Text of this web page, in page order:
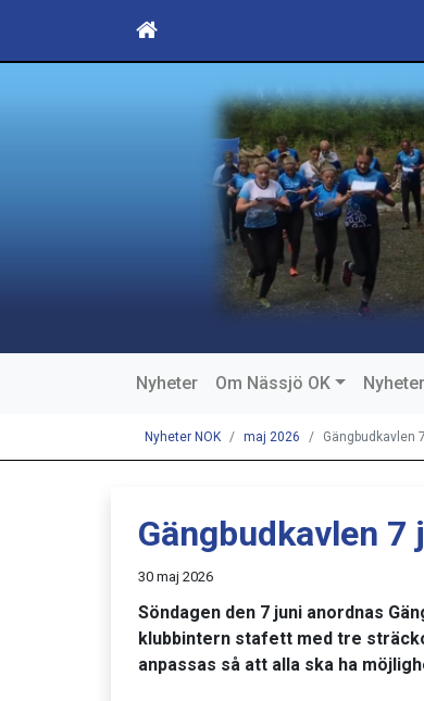
Nyheter Om Nässjö OK
Nyheter NOK maj 2026 Gängbudkavlen
Gängbudkavlen 7
30 maj 2026
Söndagen den 7 juni anordnas
klubbintern stafett med tre
anpassas så att alla ska ha